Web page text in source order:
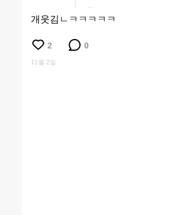
개웃김ㄴㅋㅋㅋㅋㅋ
2 0
11월 2일